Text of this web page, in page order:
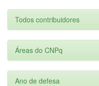
Todos contribuidores
Áreas do CNPq
Ano de defesa